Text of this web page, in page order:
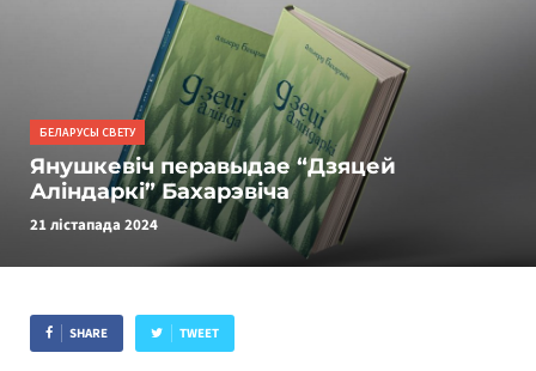
БЕЛАРУСЫ СВЕТУ
Янушкевіч перавыдае “Дзяцей
Аліндаркі” Бахарэвіча
21 лістапада 2024
SHARE TWEET